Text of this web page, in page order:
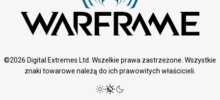
©2026 Digital Extremes Ltd. Wszelkie prawa zastrzeżone. Wszystkie
znaki towarowe należą do ich prawowitych właścicieli.